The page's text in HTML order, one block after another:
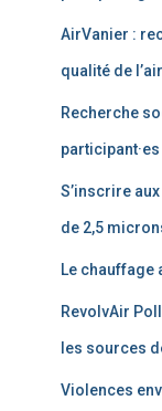
AirVanier :
qualité de l’air
Recherche
S’inscrire
de 2,5
Le chauffage
RevolvAir
les sources
Violences